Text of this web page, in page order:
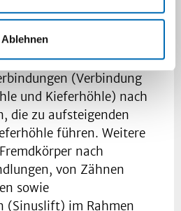
Ablehnen
maxillaris
sind nicht
nicht therapierte
(Verbindung
und Kieferhöhle) nach
die zu aufsteigenden
führen. Weitere
nach
von Zähnen
sowie
(Sinuslift) im Rahmen